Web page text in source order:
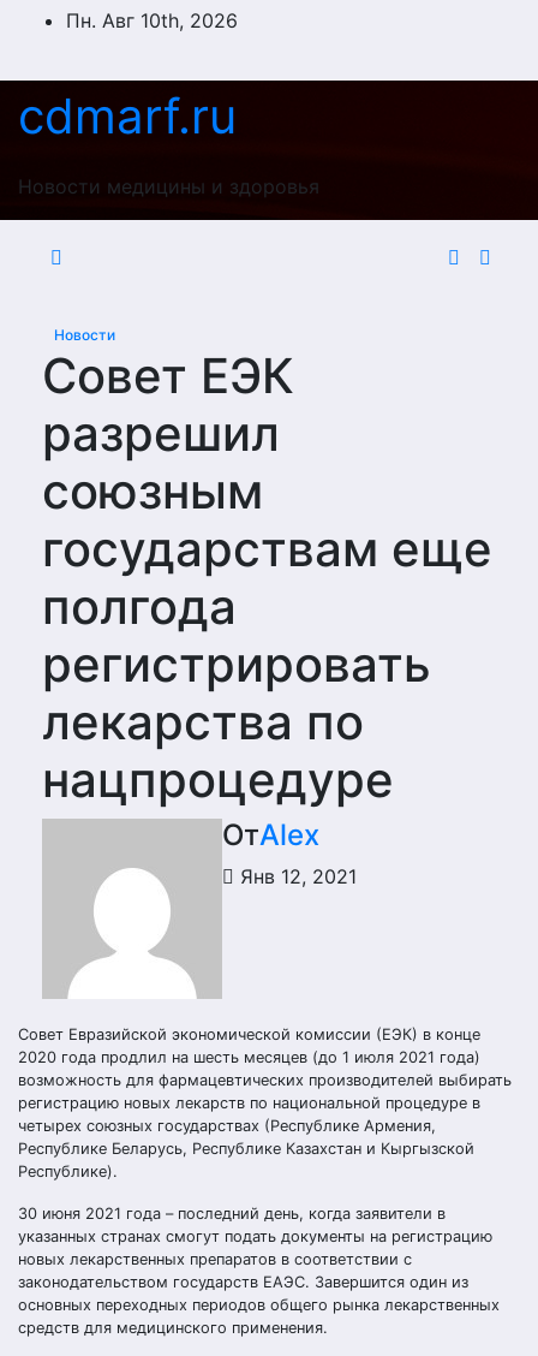
ПерейтиПн. Авг 10th, 2026
cdmarf.ru
Новости медицины и здоровья
Новости
Совет ЕЭК
разрешил
союзным
государствам еще
полгода
регистрировать
лекарства по
нацпроцедуре
ОтAlex
Янв 12, 2021
Совет Евразийской экономической комиссии (ЕЭК) в конце
2020 года продлил на шесть месяцев (до 1 июля 2021 года)
возможность для фармацевтических производителей выбирать
регистрацию новых лекарств по национальной процедуре в
четырех союзных государствах (Республике Армения,
Республике Беларусь, Республике Казахстан и Кыргызской
Республике).
30 июня 2021 года – последний день, когда заявители в
указанных странах смогут подать документы на регистрацию
новых лекарственных препаратов в соответствии с
законодательством государств ЕАЭС. Завершится один из
основных переходных периодов общего рынка лекарственных
средств для медицинского применения.